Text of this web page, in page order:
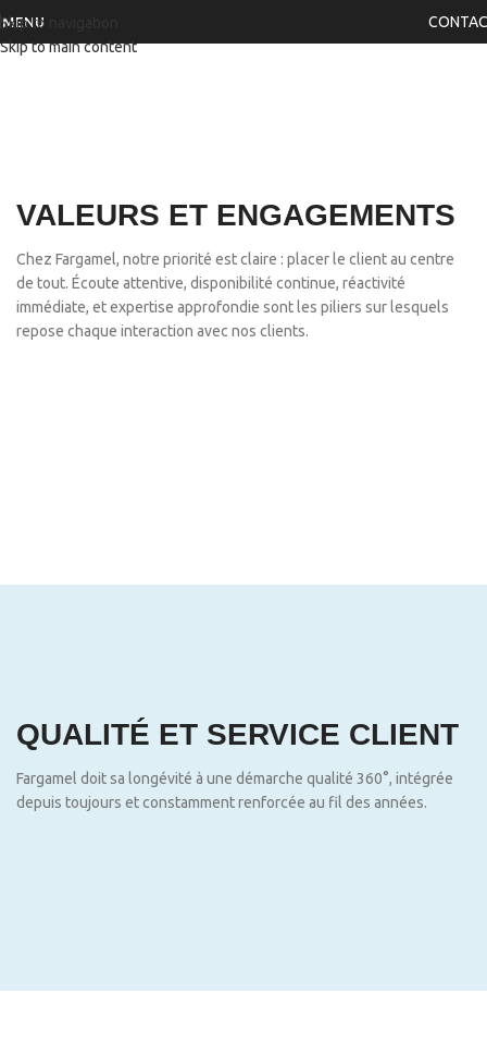
Skip to navigation
Skip to main content
MENU
VALEURS ET ENGAGEMENTS
Chez Fargamel, notre priorité est claire : placer le client au centre
de tout. Écoute attentive, disponibilité continue, réactivité
immédiate, et expertise approfondie sont les piliers sur lesquels
repose chaque interaction avec nos clients.
QUALITÉ ET SERVICE CLIENT
Fargamel doit sa longévité à une démarche qualité 360°, intégrée
depuis toujours et constamment renforcée au fil des années.